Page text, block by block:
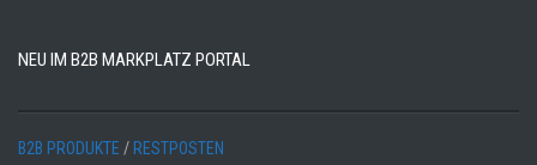
NEU IM B2B MARKPLATZ PORTAL
B2B PRODUKTE / RESTPOSTEN